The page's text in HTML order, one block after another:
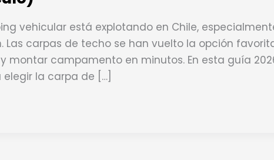
vehicular está explotando en Chile,
Las carpas de techo se han vuelto la opción
montar campamento en minutos. En esta guía
la carpa de […]